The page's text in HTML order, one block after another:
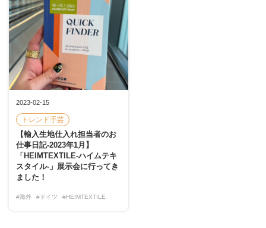
2023-02-15
トレンド手芸
【輸入生地仕入れ担当者のお
仕事日記-2023年1月】
「HEIMTEXTILE-ハイムテキ
スタイル-」展示会に行ってき
ました！
#海外 #ドイツ #HEIMTEXTILE